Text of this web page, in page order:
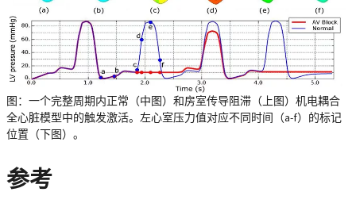
图：一个完整周期内正常（中图）和房室传导阻滞（上图）机电耦合
全心脏模型中的触发激活。左心室压力值对应不同时间（a-f）的标记
位置（下图）。
参考